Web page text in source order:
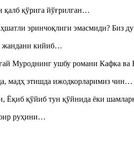
қалб қўрига йўғрилган…
эринчоқлиги эмасмиди? Биз
жандани кийиб…
Муроднинг ушбу романи Кафка
мадҳ этишда ижодкорларимиз чин…
Ёқиб қўйиб тун қўйнида ёки
руҳини…